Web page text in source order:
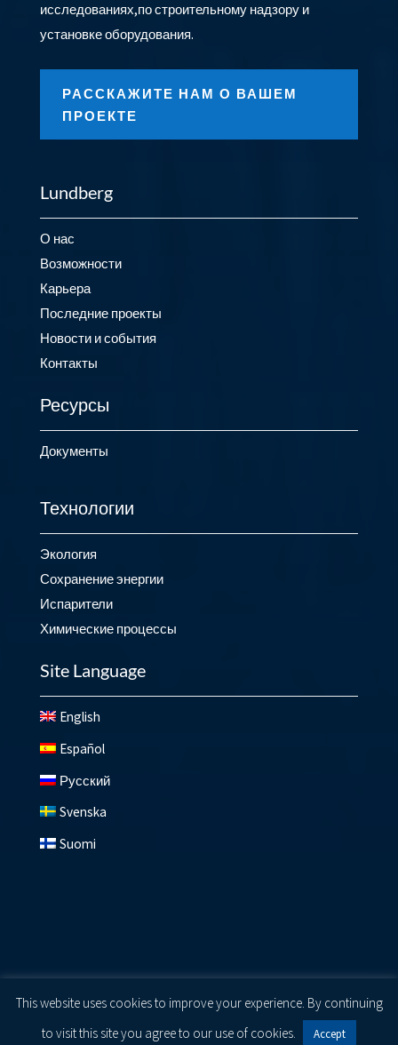
исследованиях,по строительному надзору и
установке оборудования.
РАССКАЖИТЕ НАМ О ВАШЕМ
ПРОЕКТЕ
Lundberg
О нас
Возможности
Карьера
Последние проекты
Новости и события
Контакты
Ресурсы
Документы
Технологии
Экология
Сохранение энергии
Испарители
Химические процессы
Site Language
English
Español
Русский
Svenska
Suomi
© 2026 Lundberg ® Privacy Policy Cookie Policy|
Terms
This website uses cookies to improve your experience. By continuing
to visit this site you agree to our use of cookies.
Accept